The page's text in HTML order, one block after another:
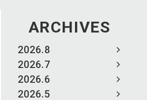
ARCHIVES
2026.8
2026.7
2026.6
2026.5